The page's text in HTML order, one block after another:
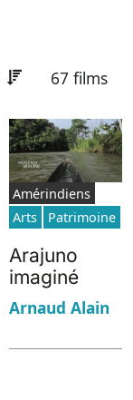
67 films
Amérindiens
Arts
Patrimoine
Arajuno
imaginé
Arnaud Alain